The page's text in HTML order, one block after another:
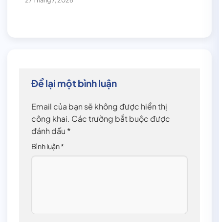
Để lại một bình luận
Email của bạn sẽ không được hiển thị
công khai. Các trường bắt buộc được
đánh dấu *
Bình luận*